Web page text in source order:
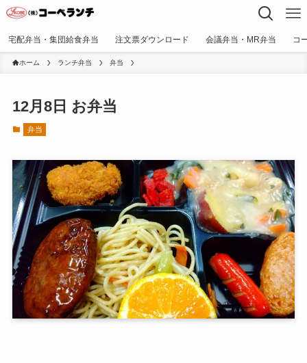
宅配弁当・集団給食弁当 注文票ダウンロード 会議弁当・MR弁当 コ
ホーム ランチ弁当 弁当
12月8日 お弁当
弁当